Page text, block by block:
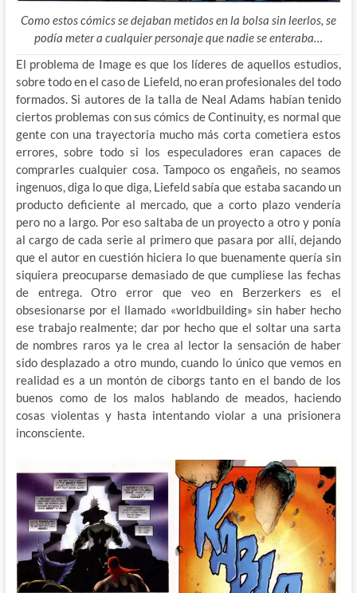
Como estos cómics se dejaban metidos en la bolsa sin leerlos, se
podía meter a cualquier personaje que nadie se enteraba…
El problema de Image es que los líderes de aquellos estudios,
sobre todo en el caso de Liefeld, no eran profesionales del todo
formados. Si autores de la talla de Neal Adams habían tenido
ciertos problemas con sus cómics de Continuity, es normal que
gente con una trayectoria mucho más corta cometiera estos
errores, sobre todo si los especuladores eran capaces de
comprarles cualquier cosa. Tampoco os engañeis, no seamos
ingenuos, diga lo que diga, Liefeld sabía que estaba sacando un
producto deficiente al mercado, que a corto plazo vendería
pero no a largo. Por eso saltaba de un proyecto a otro y ponía
al cargo de cada serie al primero que pasara por allí, dejando
que el autor en cuestión hiciera lo que buenamente quería sin
siquiera preocuparse demasiado de que cumpliese las fechas
de entrega. Otro error que veo en Berzerkers es el
obsesionarse por el llamado «worldbuilding» sin haber hecho
ese trabajo realmente; dar por hecho que el soltar una sarta
de nombres raros ya le crea al lector la sensación de haber
sido desplazado a otro mundo, cuando lo único que vemos en
realidad es a un montón de ciborgs tanto en el bando de los
buenos como de los malos hablando de meados, haciendo
cosas violentas y hasta intentando violar a una prisionera
inconsciente.